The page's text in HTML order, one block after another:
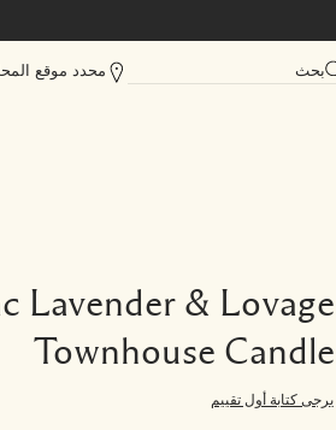
بحث محدد موقع
Lavender & Lovage
Townhouse Candle
يرجى كتابة أول تقييم